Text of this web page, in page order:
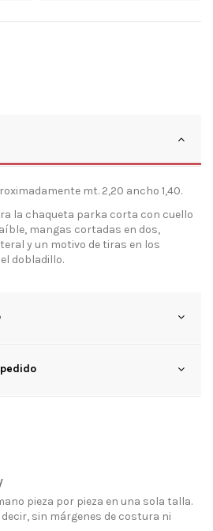
mt. 2,20 ancho 1,40.
la chaqueta parka corta con cuello
mangas cortadas en dos,
y un motivo de tiras en los
dobladillo.
pieza por pieza en una sola talla.
sin márgenes de costura ni